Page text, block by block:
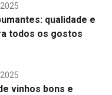
qualidade e
todos os gostos
vinhos bons e